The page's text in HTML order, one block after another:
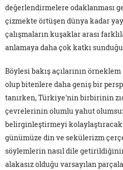
değerlendirmelere odaklanması
çizmekte örtüşen dünya kadar
çalışmaların kuşaklar arası
anlamaya daha çok katkı
Böylesi bakış açılarının
olup bitenlere daha geniş bir
tanırken, Türkiye'nin birbirinin
çevrelerinin olumlu yahut
belirginleştirmeyi
günümüze din ve sekülerizm
söylemlerin nasıl dile
alakasız olduğu varsayılan